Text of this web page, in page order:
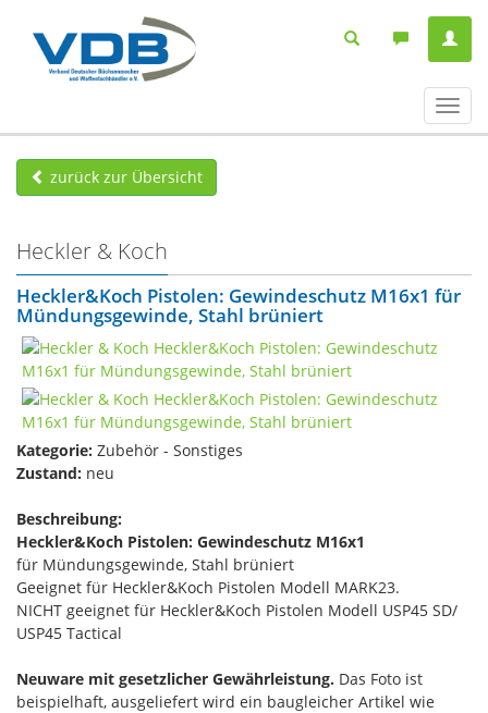
ein-/
zurück zur Übersicht
Heckler & Koch
Heckler&Koch Pistolen: Gewindeschutz M16x1 für
Mündungsgewinde, Stahl brüniert
Kategorie: Zubehör - Sonstiges
Zustand: neu
Beschreibung:
Heckler&Koch Pistolen: Gewindeschutz M16x1
für Mündungsgewinde, Stahl brüniert
Geeignet für Heckler&Koch Pistolen Modell MARK23.
NICHT geeignet für Heckler&Koch Pistolen Modell USP45 SD/
USP45 Tactical
Neuware mit gesetzlicher Gewährleistung. Das Foto ist
beispielhaft, ausgeliefert wird ein baugleicher Artikel wie